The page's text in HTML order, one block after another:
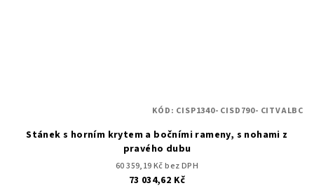
Stánek s horním krytem a bočními rameny, s nohami z
pravého dubu
60 359,19 Kč bez DPH
73 034,62 Kč
KÓD: CISP1340- CISD790- CITVALBC